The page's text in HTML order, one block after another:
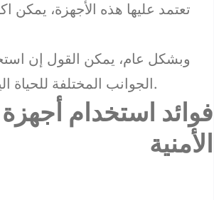
تعتمد عليها هذه الأجهزة،
وبشكل عام، يمكن القول إن
الجوانب المختلفة للحياة اليومية، وتلعب دوراً حيوياً في الحفاظ على السلامة والأمان العامين.
فوائد استخدام
الأمنية